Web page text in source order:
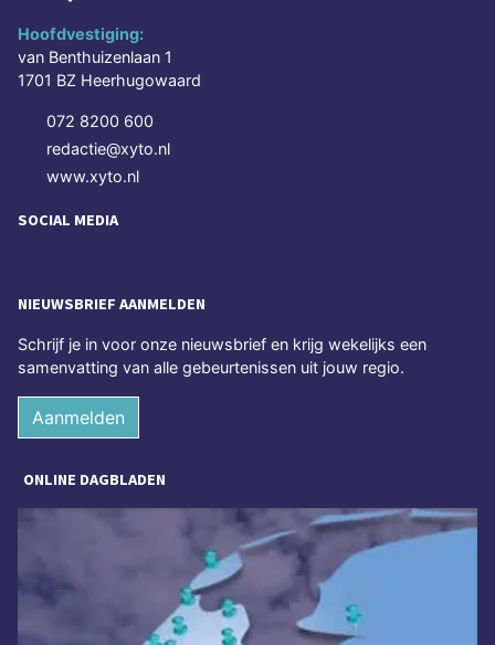
Hoofdvestiging:
van Benthuizenlaan 1
1701 BZ Heerhugowaard
072 8200 600
redactie@xyto.nl
www.xyto.nl
SOCIAL MEDIA
NIEUWSBRIEF AANMELDEN
Schrijf je in voor onze nieuwsbrief en krijg wekelijks een
samenvatting van alle gebeurtenissen uit jouw regio.
Aanmelden
ONLINE DAGBLADEN